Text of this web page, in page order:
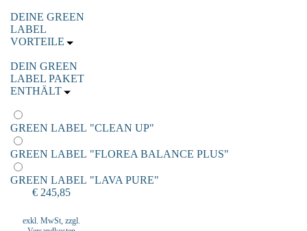
DEINE GREEN
LABEL
VORTEILE
DEIN GREEN
LABEL PAKET
ENTHÄLT
GREEN LABEL "CLEAN UP"
GREEN LABEL "FLOREA BALANCE PLUS"
GREEN LABEL "LAVA PURE"
€ 245,85
exkl. MwSt, zzgl.